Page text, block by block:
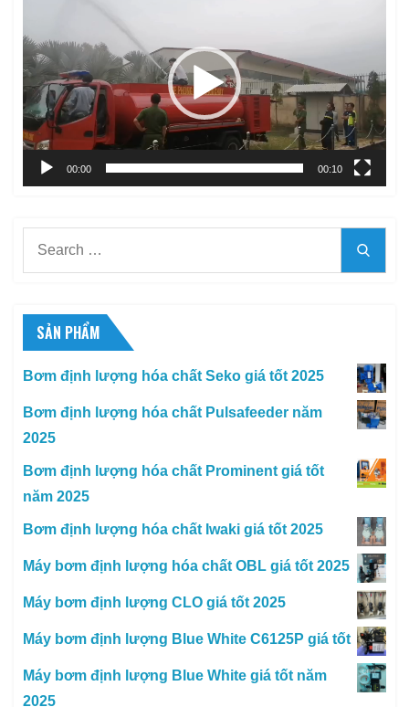
Video
00:00 00:10
SẢN PHẨM
Bơm định lượng hóa chất Seko giá tốt 2025
Bơm định lượng hóa chất Pulsafeeder năm
2025
Bơm định lượng hóa chất Prominent giá tốt
năm 2025
Bơm định lượng hóa chất Iwaki giá tốt 2025
Máy bơm định lượng hóa chất OBL giá tốt 2025
Máy bơm định lượng CLO giá tốt 2025
Máy bơm định lượng Blue White C6125P giá tốt
Máy bơm định lượng Blue White giá tốt năm
2025